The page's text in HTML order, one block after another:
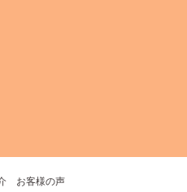
お客様の声